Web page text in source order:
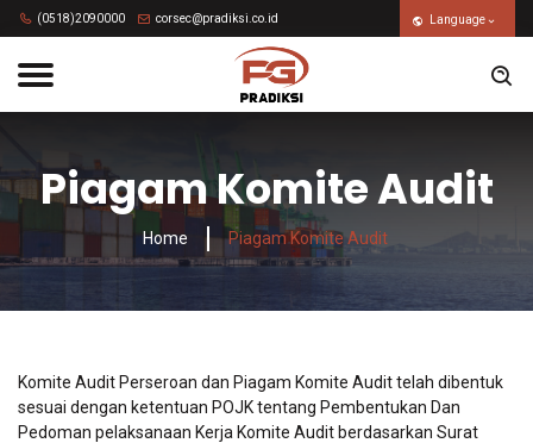
(0518)2090000 corsec@pradiksi.co.id Language
Piagam Komite Audit
Home Piagam Komite Audit
Komite Audit Perseroan dan Piagam Komite Audit telah dibentuk
sesuai dengan ketentuan POJK tentang Pembentukan Dan
Pedoman pelaksanaan Kerja Komite Audit berdasarkan Surat